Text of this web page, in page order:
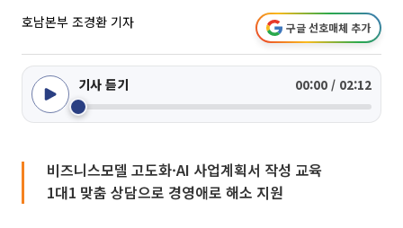
호남본부 조경환 기자 구글 선호매체 추가
기사 듣기 00:00 / 02:12
비즈니스모델 고도화·AI 사업계획서 작성 교육
1대1 맞춤 상담으로 경영애로 해소 지원